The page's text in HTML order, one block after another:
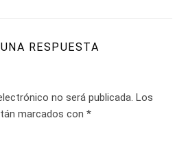
RESPUESTA
no será publicada. Los
marcados con *